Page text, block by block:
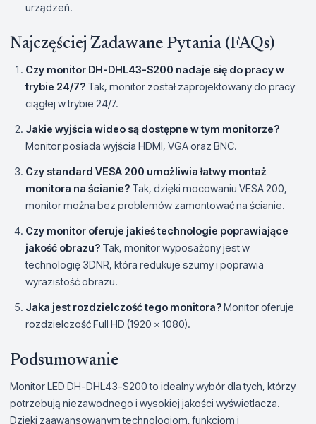
urządzeń.
Najczęściej Zadawane Pytania (FAQs)
Czy monitor DH-DHL43-S200 nadaje się do pracy w
trybie 24/7? Tak, monitor został zaprojektowany do pracy
ciągłej w trybie 24/7.
Jakie wyjścia wideo są dostępne w tym monitorze?
Monitor posiada wyjścia HDMI, VGA oraz BNC.
Czy standard VESA 200 umożliwia łatwy montaż
monitora na ścianie? Tak, dzięki mocowaniu VESA 200,
monitor można bez problemów zamontować na ścianie.
Czy monitor oferuje jakieś technologie poprawiające
jakość obrazu? Tak, monitor wyposażony jest w
technologię 3DNR, która redukuje szumy i poprawia
wyrazistość obrazu.
Jaka jest rozdzielczość tego monitora?Monitor oferuje
rozdzielczość Full HD (1920 x 1080).
Podsumowanie
Monitor LED DH-DHL43-S200 to idealny wybór dla tych, którzy
potrzebują niezawodnego i wysokiej jakości wyświetlacza.
Dzięki zaawansowanym technologiom, funkcjom i